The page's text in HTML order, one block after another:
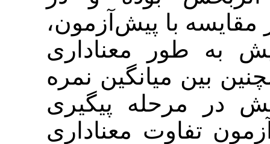
با پیش‌آزمون،
معناداری
میانگین نمره
پیگیری
معناداری